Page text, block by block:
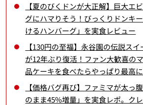
【夏のびくドンが大正解】巨大エ
グにハマりそう！びっくりドンキ
けるハンバーグ」を実食レビュー
【130円の至福】永谷園の伝説スイ
が12年ぶり復活！ファン大歓喜の
品ケーキを食べたらやっぱり最高
【価格バグ再び】ファミマが太っ
のまま45%増量」を実食レポ。ク